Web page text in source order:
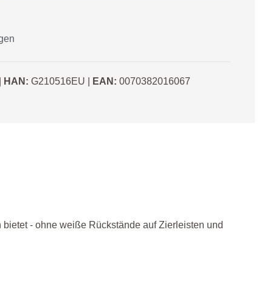
HAN: G210516EU EAN: 0070382016067
- ohne weiße Rückstände auf Zierleisten und